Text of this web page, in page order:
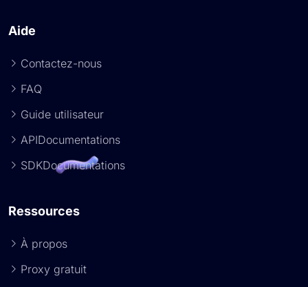
Aide
Contactez-nous
FAQ
Guide utilisateur
APIDocumentations
SDKDocumentations
Ressources
À propos
Proxy gratuit